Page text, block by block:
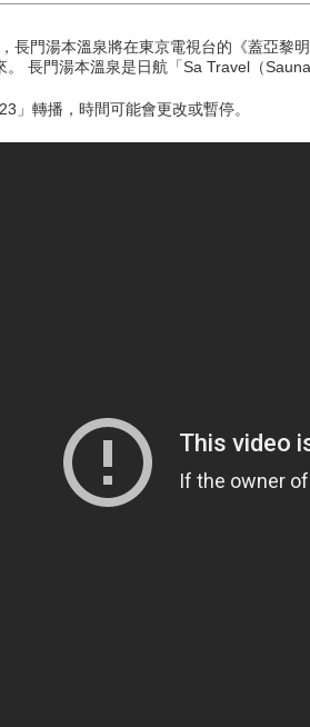
長門湯本溫泉將在東京電視台的《蓋亞黎
。 長門湯本溫泉是日航「Sa Travel（
」轉播，時間可能會更改或暫停。